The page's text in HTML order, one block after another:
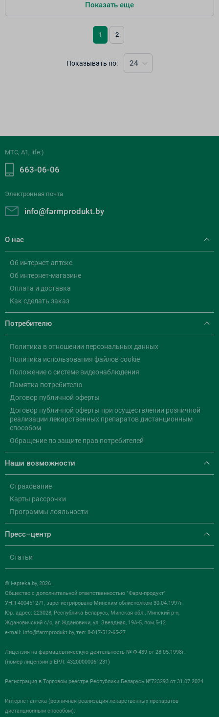
Показать еще
Показывать по: 24
1 2
МТС, A1, life:)
663-06-06
Электронная почта
info@farmprodukt.by
О нас
Об интернет-аптеке
Об интернет-магазине
Оплата и доставка
Как сделать заказ
Потребителю
Политика в отношении персональных данных
Политика использования файлов cookie
Положение о системе видеонаблюдения
Памятка потребителю
Договор публичной оферты
Договор публичной оферты при осуществлении розничной
реализации лекарственных препаратов дистанционным
способом
Обращение по защите прав потребителей
Наши возможности
Страхование
Карты рассрочки
Программы лояльности
Пресс–центр
Статьи
© i-apteka.by, 2026 .
Общество с дополнительной ответственностью "Фарм-продукт"
УНП 400451271, зарегистрировано Минским облисполком 30.04.1997г.
Юр. адрес: 223028, Республика Беларусь, Минская обл., Минский р-н,
Ждановичский с/с, аг.Ждановичи, ул. Звездная, 19А-5, пом.5-12
e-mail: info@farmprodukt.by, тел: 8-017-512-65-27
Лицензия на фармацевтическую деятельность № Ф-439 от 28.05.1998г.
(номер лицензии в ЕРЛ: 43200000061231)
Регистрация в Торговом реестре Республики Беларусь №723293 от 31.07.2024
Интернет-аптека (розничная реализация лекарственных препаратов
дистанционным способом):